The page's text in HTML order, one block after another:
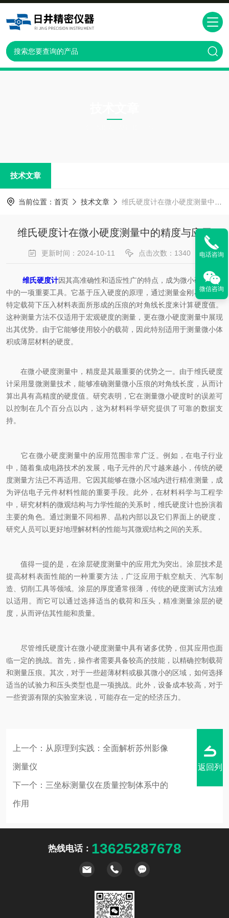
技术文章
当前位置： 首页 技术文章 维氏硬度计在微小硬度测量中的精度与应用
维氏硬度计在微小硬度测量中的精度与应用
更新时间：2024-10-11 点击次数：1340
维氏硬度计因其高准确性和适应性广的特点，成为微小硬度测量
中的一项重要工具。它基于压入硬度的原理，通过测量金刚石压头在
特定载荷下压入材料表面所形成的压痕的对角线长度来计算硬度值。
这种测量方法不仅适用于宏观硬度的测量，更在微小硬度测量中展现
出其优势。由于它能够使用较小的载荷，因此特别适用于测量微小体
积或薄层材料的硬度。
在微小硬度测量中，精度是其最重要的优势之一。由于维氏硬度
计采用显微测量技术，能够准确测量微小压痕的对角线长度，从而计
算出具有高精度的硬度值。研究表明，它在测量微小硬度时的误差可
以控制在几个百分点以内，这为材料科学研究提供了可靠的数据支
持。
它在微小硬度测量中的应用范围非常广泛。例如，在电子行业
中，随着集成电路技术的发展，电子元件的尺寸越来越小，传统的硬
度测量方法已不再适用。它因其能够在微小区域内进行精准测量，成
为评估电子元件材料性能的重要手段。此外，在材料科学与工程学
中，研究材料的微观结构与力学性能的关系时，维氏硬度计也扮演着
主要的角色。通过测量不同相界、晶粒内部以及它们界面上的硬度，
研究人员可以更好地理解材料的性能与其微观结构之间的关系。
值得一提的是，在涂层硬度测量中的应用尤为突出。涂层技术是
提高材料表面性能的一种重要方法，广泛应用于航空航天、汽车制
造、切削工具等领域。涂层的厚度通常很薄，传统的硬度测试方法难
以适用。而它可以通过选择适当的载荷和压头，精准测量涂层的硬
度，从而评估其性能和质量。
尽管维氏硬度计在微小硬度测量中具有诸多优势，但其应用也面
临一定的挑战。首先，操作者需要具备较高的技能，以精确控制载荷
和测量压痕。其次，对于一些超薄材料或极其微小的区域，如何选择
适当的试验力和压头类型也是一项挑战。此外，设备成本较高，对于
一些资源有限的实验室来说，可能存在一定的经济压力。
上一个： 从原理到实践：全面解析苏州影像
测量仪
下一个： 三坐标测量仪在质量控制体系中的
作用
返回列
热线电话： 13625287678
电话咨询
微信咨询